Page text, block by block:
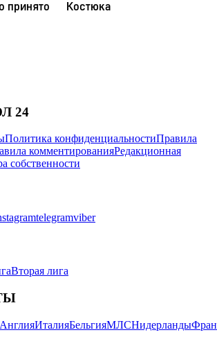
24
Политика конфиденциальностиПравила
комментированияРедакционная
собственности
telegramviber
Вторая лига
АнглияИталияБельгияМЛСНидерланды